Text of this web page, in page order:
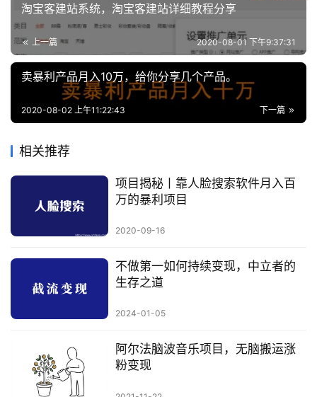
淘宝客建站系统，淘宝客建站详细教程分享
上一篇 2020-08-01 下午9:37:31
卖暴利产品月入10万，给你分享几个产品。
下一篇
2020-08-02 上午11:22:43
相关推荐
项目揭秘丨靠人脸搜索软件月入百
万的暴利项目
2020-09-16
不做第一如何持续变现，中立者的
生存之道
2024-01-05
阿尔法脑波音乐项目，无脑搬运涨
粉变现